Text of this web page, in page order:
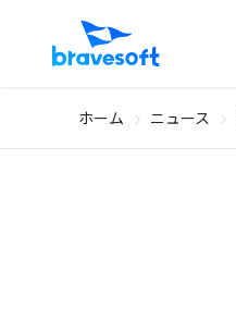
ホーム ニュース